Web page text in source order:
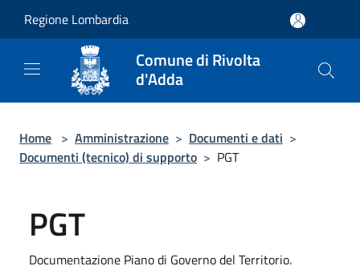
Regione Lombardia
Comune di Rivolta
d'Adda
Home > Amministrazione > Documenti e dati >
Documenti (tecnico) di supporto > PGT
PGT
Documentazione Piano di Governo del Territorio.